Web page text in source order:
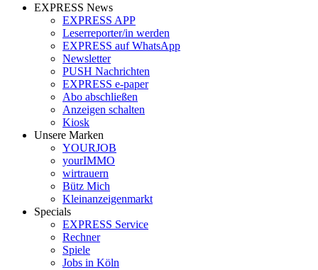
EXPRESS News
EXPRESS APP
Leserreporter/in werden
EXPRESS auf WhatsApp
Newsletter
PUSH Nachrichten
EXPRESS e-paper
Abo abschließen
Anzeigen schalten
Kiosk
Unsere Marken
YOURJOB
yourIMMO
wirtrauern
Bütz Mich
Kleinanzeigenmarkt
Specials
EXPRESS Service
Rechner
Spiele
Jobs in Köln